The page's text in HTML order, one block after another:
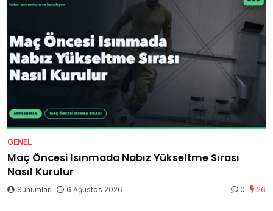
GENEL
Maç Öncesi Isınmada Nabız Yükseltme Sırası
Nasıl Kurulur
Sunumları 6 Ağustos 2026 0 26